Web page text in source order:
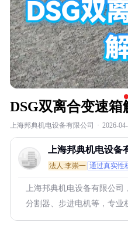
DSG双离合变速箱
上海邦典机电设备有限公司 · 2026-
上海邦典机电设备
法人:李崇一 通过真实性
上海邦典机电设备有限公司
分割器、步进电机等，专业